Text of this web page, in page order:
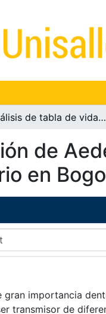
Análisis de tabla de vida de una población de Aedes aegypti Diptera. Culicidae bajo condiciones de laboratorio en Bogotá
de
en
gran importancia
transmisor de